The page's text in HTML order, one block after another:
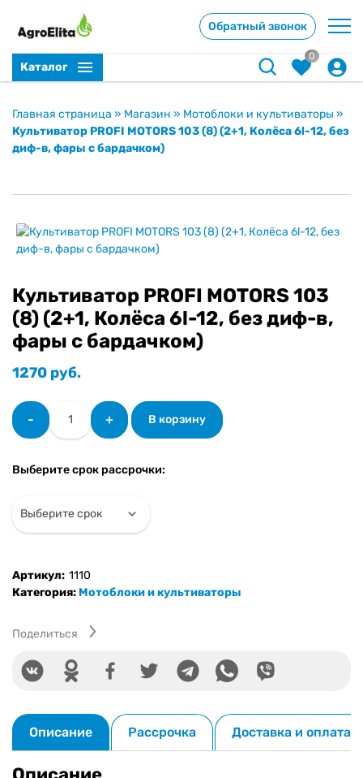
Обратный звонок
Каталог
0
Главная страница » Магазин » Мотоблоки и культиваторы »
Культиватор PROFI MOTORS 103 (8) (2+1, Колёса 6l-12, без
диф-в, фары с бардачком)
Культиватор PROFI MOTORS 103
(8) (2+1, Колёса 6l-12, без диф-в,
фары с бардачком)
1270 руб.
-
Количество
товара
Культиватор
MOTORS
(8)
(2+1,
12,
без
в,
бардачком)
+ В корзину
Выберите срок рассрочки:
Артикул: 1110
Категория: Мотоблоки и культиваторы
Поделиться
Описание Рассрочка Доставка и оплата